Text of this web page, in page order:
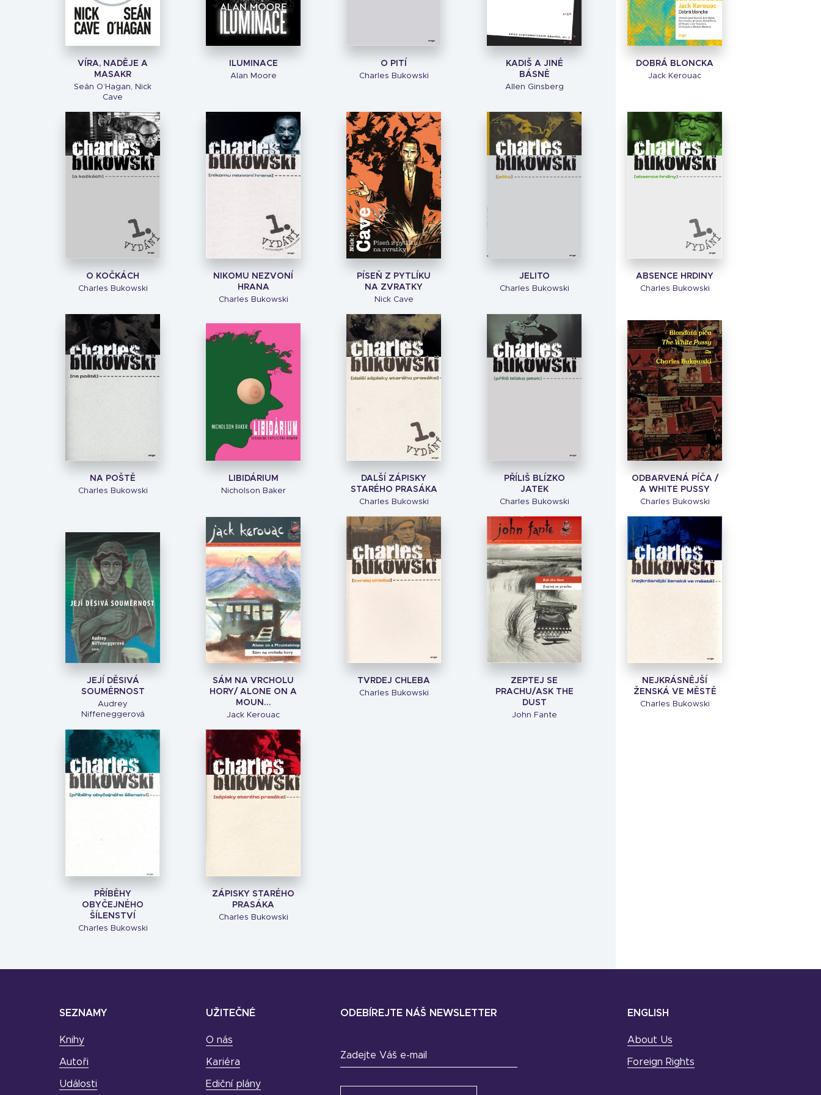
VÍRA, NADĚJE A
MASAKR
Seán O‘Hagan, Nick
Cave
ILUMINACE
Alan Moore
O PITÍ
Charles Bukowski
KADIŠ A JINÉ
BÁSNĚ
Allen Ginsberg
DOBRÁ BLONCKA
Jack Kerouac
O KOČKÁCH
Charles Bukowski
NIKOMU NEZVONÍ
HRANA
Charles Bukowski
PÍSEŇ Z PYTLÍKU
NA ZVRATKY
Nick Cave
JELITO
Charles Bukowski
ABSENCE HRDINY
Charles Bukowski
NA POŠTĚ
Charles Bukowski
LIBIDÁRIUM
Nicholson Baker
DALŠÍ ZÁPISKY
STARÉHO PRASÁKA
Charles Bukowski
PŘÍLIŠ BLÍZKO
JATEK
Charles Bukowski
ODBARVENÁ PÍČA /
A WHITE PUSSY
Charles Bukowski
JEJÍ DĚSIVÁ
SOUMĚRNOST
Audrey
Niffeneggerová
SÁM NA VRCHOLU
HORY/ ALONE ON A
MOUN...
Jack Kerouac
TVRDEJ CHLEBA
Charles Bukowski
ZEPTEJ SE
PRACHU/ASK THE
DUST
John Fante
NEJKRÁSNĚJŠÍ
ŽENSKÁ VE MĚSTĚ
Charles Bukowski
PŘÍBĚHY
OBYČEJNÉHO
ŠÍLENSTVÍ
Charles Bukowski
ZÁPISKY STARÉHO
PRASÁKA
Charles Bukowski
SEZNAMY
Knihy
Autoři
Události
UŽITEČNÉ
O nás
Kariéra
Ediční plány
ODEBÍREJTE NÁŠ NEWSLETTER
Zadejte Váš e-mail
ENGLISH
About Us
Foreign Rights